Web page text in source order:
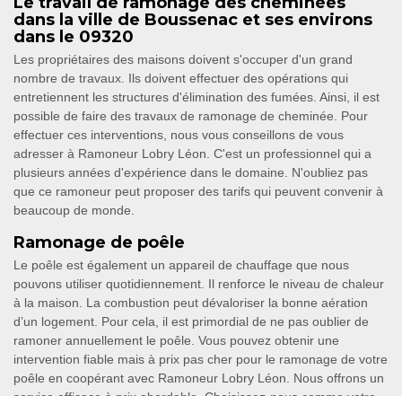
dans la ville de Boussenac et ses environs
dans le 09320
Les propriétaires des maisons doivent s'occuper d'un grand
nombre de travaux. Ils doivent effectuer des opérations qui
entretiennent les structures d'élimination des fumées. Ainsi, il est
possible de faire des travaux de ramonage de cheminée. Pour
effectuer ces interventions, nous vous conseillons de vous
adresser à Ramoneur Lobry Léon. C'est un professionnel qui a
plusieurs années d'expérience dans le domaine. N'oubliez pas
que ce ramoneur peut proposer des tarifs qui peuvent convenir à
beaucoup de monde.
Ramonage de poêle
Le poêle est également un appareil de chauffage que nous
pouvons utiliser quotidiennement. Il renforce le niveau de chaleur
à la maison. La combustion peut dévaloriser la bonne aération
d’un logement. Pour cela, il est primordial de ne pas oublier de
ramoner annuellement le poêle. Vous pouvez obtenir une
intervention fiable mais à prix pas cher pour le ramonage de votre
poêle en coopérant avec Ramoneur Lobry Léon. Nous offrons un